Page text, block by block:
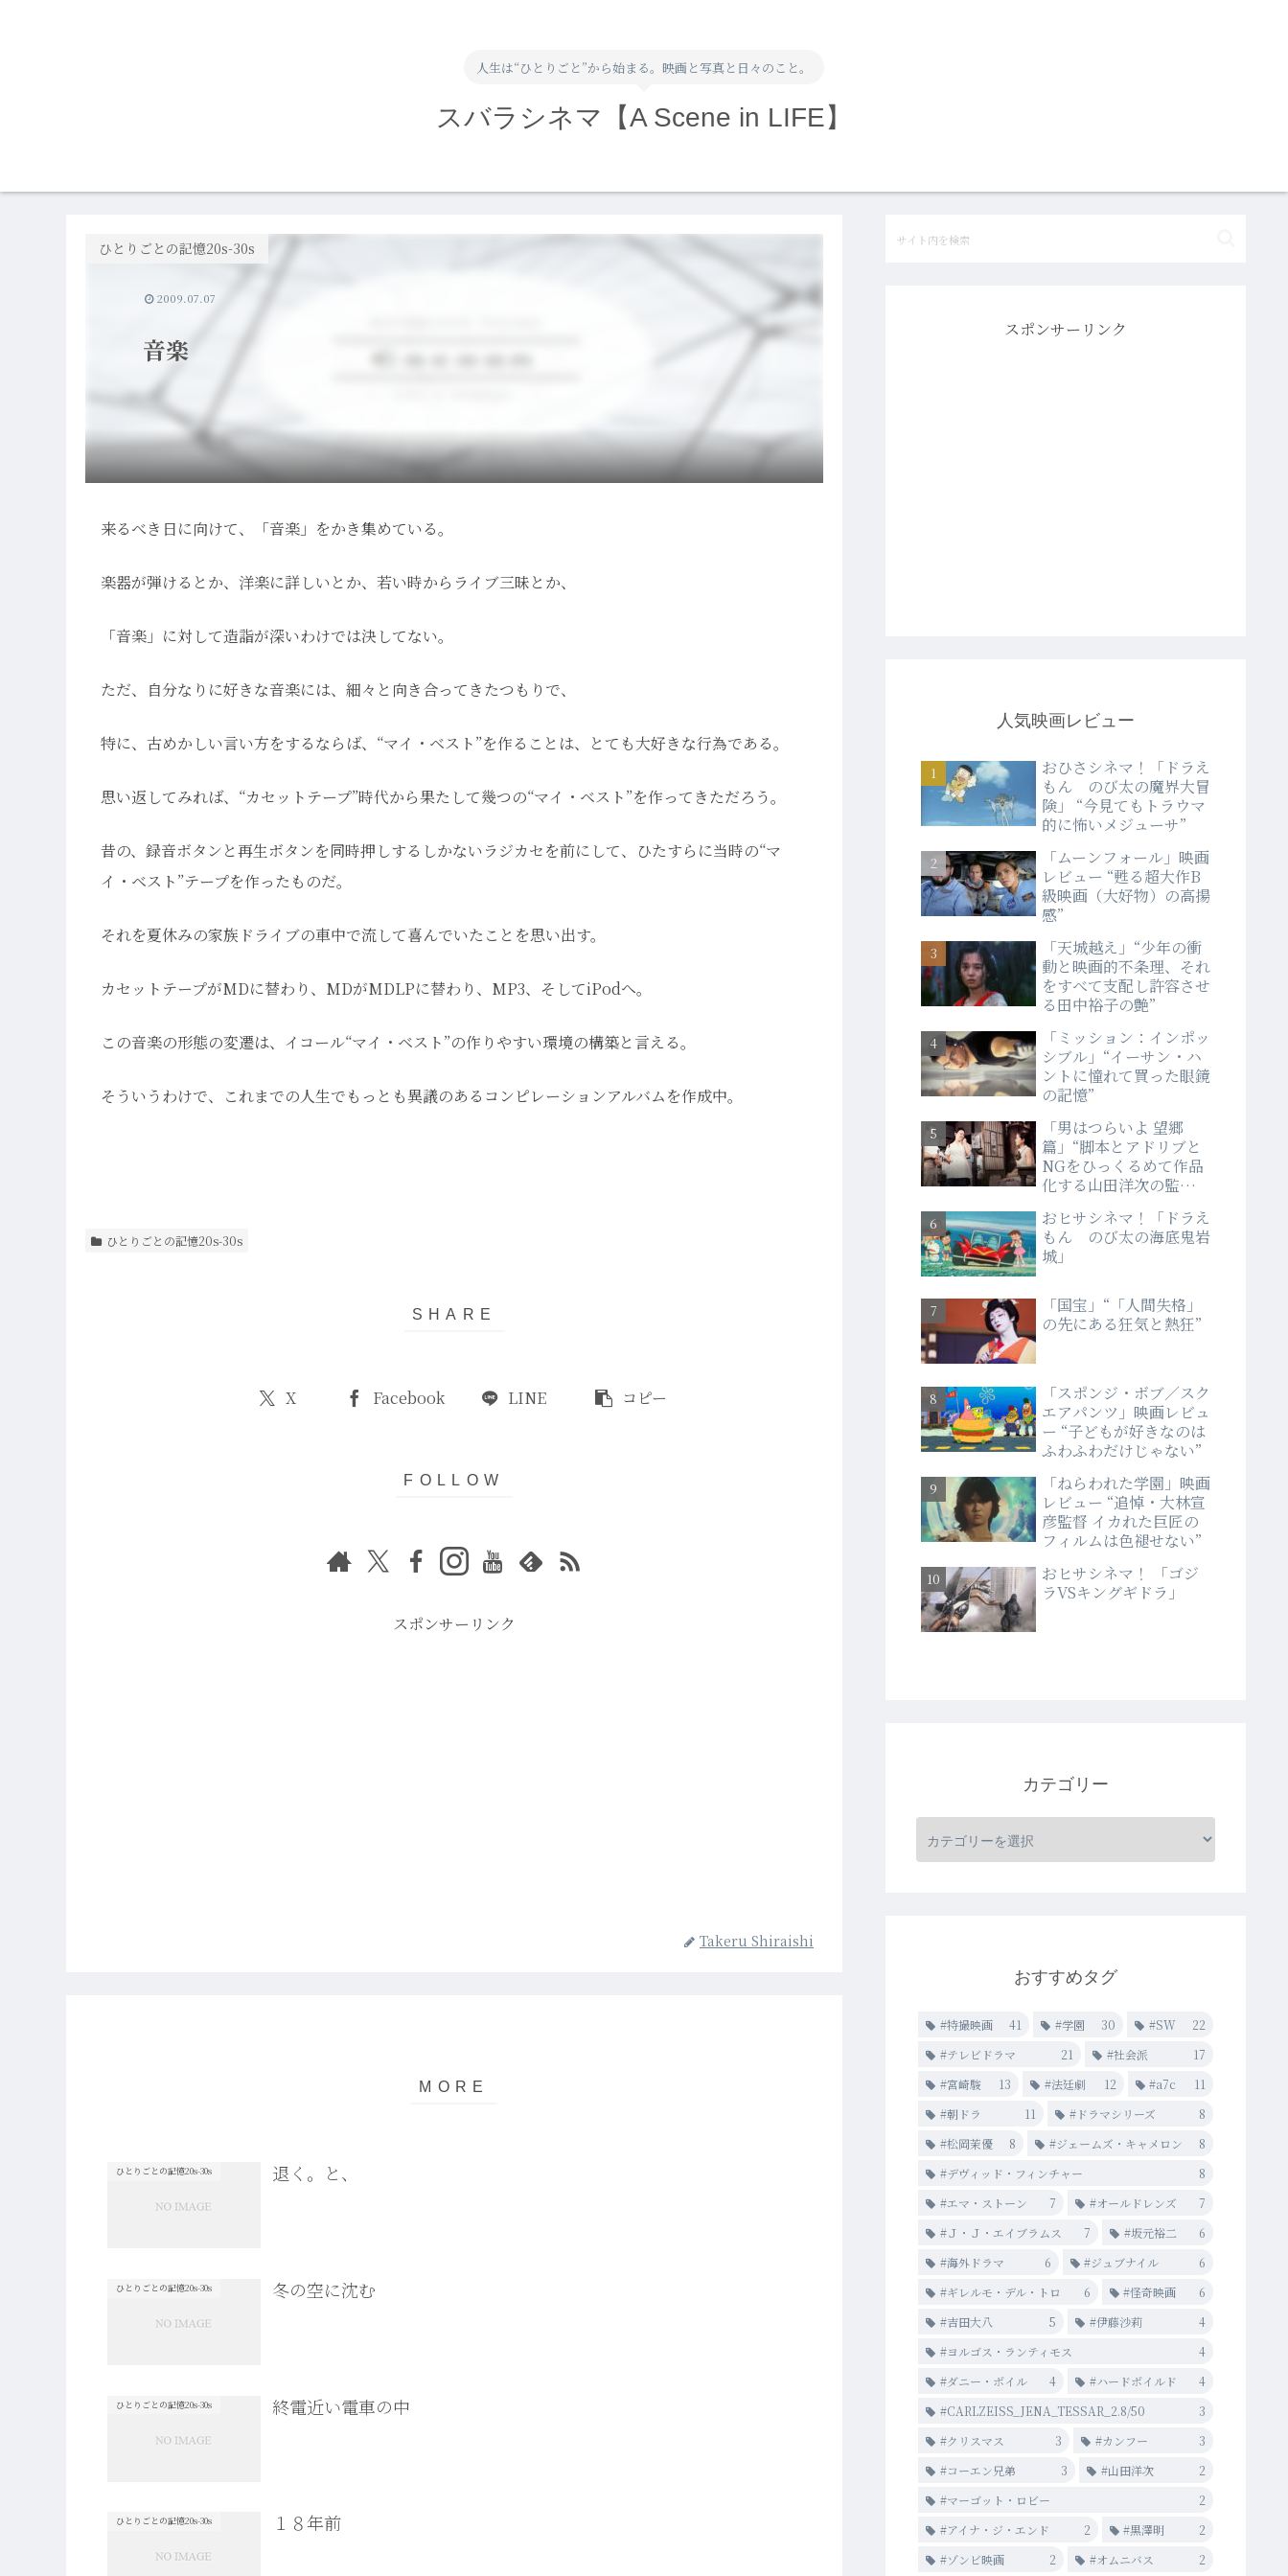
人生は“ひとりごと”から始まる。映画と写真と日々のこと。
スバラシネマ【A Scene in LIFE】
音楽
ひとりごとの記憶20s-30s
2009.07.07
来るべき日に向けて、「音楽」をかき集めている。
楽器が弾けるとか、洋楽に詳しいとか、若い時からライブ三昧とか、
「音楽」に対して造詣が深いわけでは決してない。
ただ、自分なりに好きな音楽には、細々と向き合ってきたつもりで、
特に、古めかしい言い方をするならば、“マイ・ベスト”を作ることは、とても大好きな行為である。
思い返してみれば、“カセットテープ”時代から果たして幾つの“マイ・ベスト”を作ってきただろう。
昔の、録音ボタンと再生ボタンを同時押しするしかないラジカセを前にして、ひたすらに当時の“マ
イ・ベスト”テープを作ったものだ。
それを夏休みの家族ドライブの車中で流して喜んでいたことを思い出す。
カセットテープがMDに替わり、MDがMDLPに替わり、MP3、そしてiPodへ。
この音楽の形態の変遷は、イコール“マイ・ベスト”の作りやすい環境の構築と言える。
そういうわけで、これまでの人生でもっとも異議のあるコンピレーションアルバムを作成中。
ひとりごとの記憶20s-30s
X Facebook LINE コピー
スポンサーリンク
Takeru Shiraishi
ひとりごとの記憶20s-30s 退く。と、
ひとりごとの記憶20s-30s 冬の空に沈む
ひとりごとの記憶20s-30s 終電近い電車の中
ひとりごとの記憶20s-30s １８年前
スポンサーリンク
人気映画レビュー
おひさシネマ！「ドラえ
もん のび太の魔界大冒
険」 “今見てもトラウマ
的に怖いメジューサ”
「ムーンフォール」映画
レビュー “甦る超大作B
級映画（大好物）の高揚
感”
「天城越え」“少年の衝
動と映画的不条理、それ
をすべて支配し許容させ
る田中裕子の艶”
「ミッション：インポッ
シブル」“イーサン・ハ
ントに憧れて買った眼鏡
の記憶”
「男はつらいよ 望郷
篇」“脚本とアドリブと
NGをひっくるめて作品
化する山田洋次の監督
おヒサシネマ！「ドラえ
もん のび太の海底鬼岩
城」
「国宝」“「人間失格」
の先にある狂気と熱狂”
「スポンジ・ボブ／スク
エアパンツ」映画レビュ
ー “子どもが好きなのは
ふわふわだけじゃない”
「ねらわれた学園」映画
レビュー “追悼・大林宣
彦監督 イカれた巨匠の
フィルムは色褪せない”
おヒサシネマ！ 「ゴジ
ラVSキングギドラ」
カテゴリー
おすすめタグ
#特撮映画 41 #学園 30 #SW
22
#テレビドラマ
21 #社会派
17
#宮崎駿
13 #法廷劇 12 #a7c
11
#朝ドラ
11 #ドラマシリーズ
8
#松岡茉優
8 #ジェームズ・キャメロン
8
#デヴィッド・フィンチャー
8
#エマ・ストーン
7 #オールドレンズ
7
#Ｊ・Ｊ・エイブラムス
7 #坂元裕二
6
#海外ドラマ
6 #ジュブナイル
6
#ギレルモ・デル・トロ
6 #怪奇映画
6
#吉田大八
5 #伊藤沙莉
4
#ヨルゴス・ランティモス
4
#ダニー・ボイル
4 #ハードボイルド
4
#CARLZEISS_JENA_TESSAR_2.8/50
3
#クリスマス
3 #カンフー
3
#コーエン兄弟
3 #山田洋次
2
#マーゴット・ロビー
2
#アイナ・ジ・エンド
2 #黒澤明
2
#ゾンビ映画
2 #オムニバス
2